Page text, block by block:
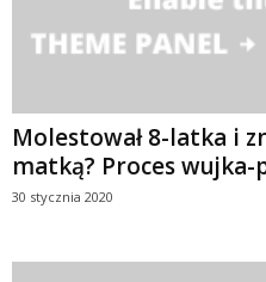
Molestował 8-latka i
matką? Proces
30 stycznia 2020